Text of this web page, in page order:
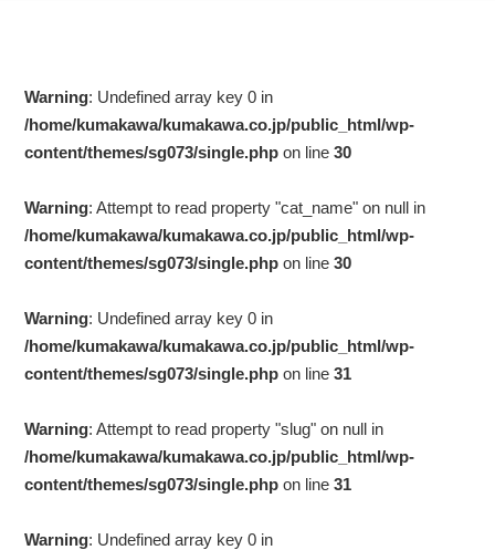
Warning: Undefined array key 0 in
/home/kumakawa/kumakawa.co.jp/public_html/wp-
content/themes/sg073/single.php on line30
Warning: Attempt to read property "cat_name" on null in
/home/kumakawa/kumakawa.co.jp/public_html/wp-
content/themes/sg073/single.php on line30
Warning: Undefined array key 0 in
/home/kumakawa/kumakawa.co.jp/public_html/wp-
content/themes/sg073/single.php on line31
Warning: Attempt to read property "slug" on null in
/home/kumakawa/kumakawa.co.jp/public_html/wp-
content/themes/sg073/single.php on line31
Warning: Undefined array key 0 in